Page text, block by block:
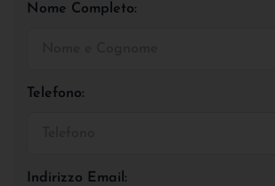
Nome Completo:
Telefono:
Indirizzo Email: